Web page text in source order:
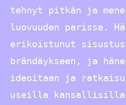
tehnyt pitkän ja
luovuuden parissa.
erikoistunut
brändäykseen, ja
ideoitaan ja
useilla